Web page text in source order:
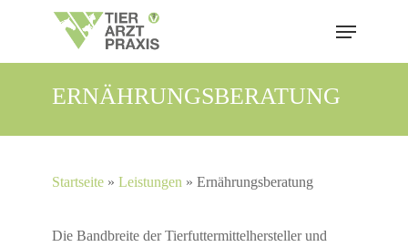
Menu
ERNÄHRUNGSBERATUNG
Startseite» Leistungen » Ernährungsberatung
Die Bandbreite der Tierfuttermittelhersteller und